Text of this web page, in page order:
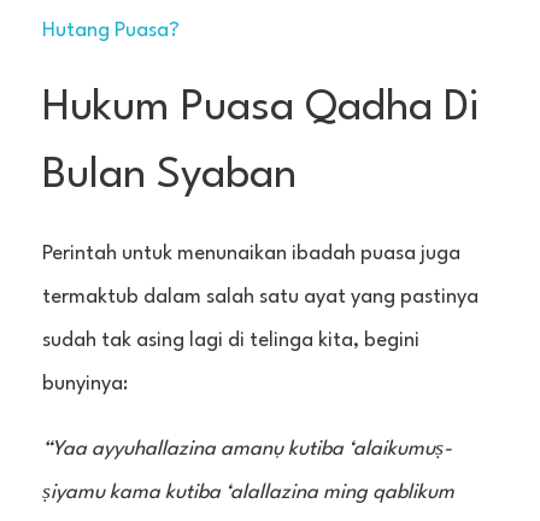
Hutang Puasa?
Hukum Puasa Qadha Di
Bulan Syaban
Perintah untuk menunaikan ibadah puasa juga
termaktub dalam salah satu ayat yang pastinya
sudah tak asing lagi di telinga kita, begini
bunyinya:
“Yaa ayyuhallazina amanụ kutiba ‘alaikumuṣ-
ṣiyamu kama kutiba ‘alallazina ming qablikum